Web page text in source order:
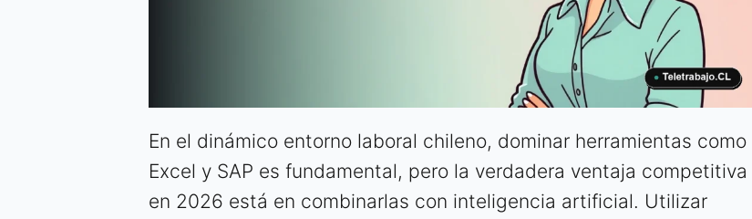
En el dinámico entorno laboral chileno, dominar herramientas como
Excel y SAP es fundamental, pero la verdadera ventaja competitiva
en 2026 está en combinarlas con inteligencia artificial. Utilizar